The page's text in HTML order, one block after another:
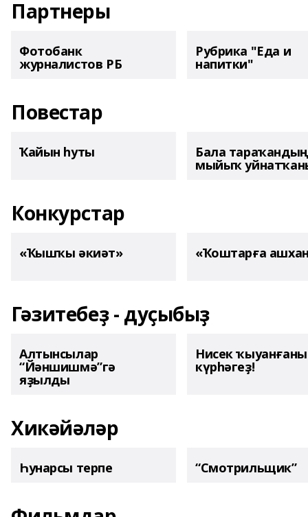
Партнеры
Фотобанк
журналистов РБ
Рубрика "Еда и
напитки"
Повестар
Ҡайын һуты Бала тараҡандың
мыйыҡ
Конкурстар
«Ҡышҡы әкиәт» «Ҡоштарға
Гәзитебеҙ - дуҫыбыҙ
Алтынсылар
“Йәншишмә”гә
яҙылды
Нисек
күрһәгеҙ!
Хикәйәләр
Һунарсы терпе “Смотрильщик”